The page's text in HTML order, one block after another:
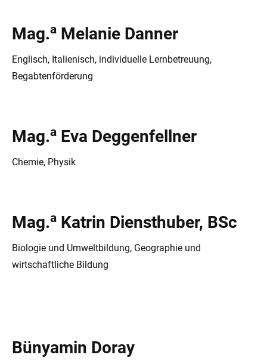
Mag.a Melanie Danner
Englisch, Italienisch, individuelle Lernbetreuung,
Begabtenförderung
Mag.a Eva Deggenfellner
Chemie, Physik
Mag.a Katrin Diensthuber, BSc
Biologie und Umweltbildung, Geographie und
wirtschaftliche Bildung
Bünyamin Doray